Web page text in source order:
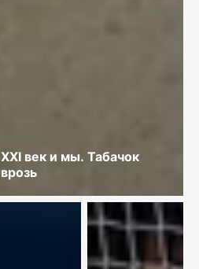
XXI век и мы. Табачок
врозь